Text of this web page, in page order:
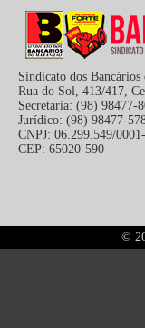
Sindicato dos
Rua do Sol, 413/417,
Secretaria: (98) 98477-
Jurídico: (98) 98477-
CNPJ: 06.299.549/
CEP: 65020-590
©